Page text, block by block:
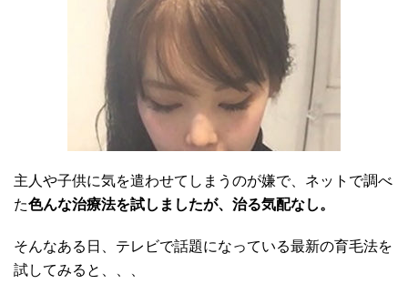
主人や子供に気を遣わせてしまうのが嫌で、ネットで調べ
た色んな治療法を試しましたが、治る気配なし。
そんなある日、テレビで話題になっている最新の育毛法を
試してみると、、、